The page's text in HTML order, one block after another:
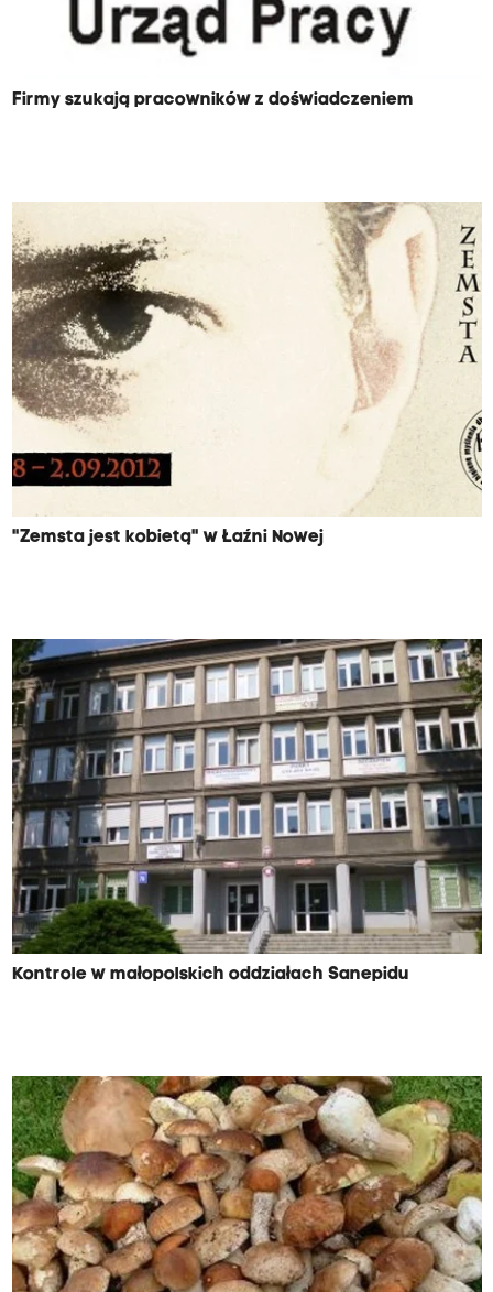
Firmy szukają pracowników z doświadczeniem
"Zemsta jest kobietą" w Łaźni Nowej
Kontrole w małopolskich oddziałach Sanepidu